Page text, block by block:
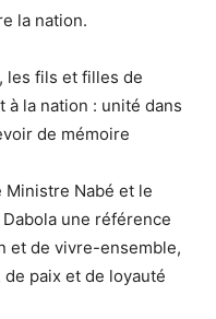
la nation.
les fils et filles de
à la nation : unité dans
de mémoire
Nabé et le
une référence
et de vivre-ensemble,
paix et de loyauté